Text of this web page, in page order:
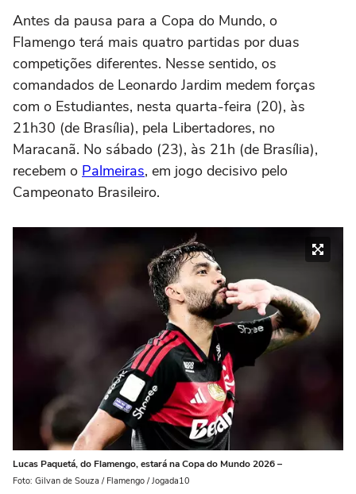
Antes da pausa para a Copa do Mundo, o
Flamengo terá mais quatro partidas por duas
competições diferentes. Nesse sentido, os
comandados de Leonardo Jardim medem forças
com o Estudiantes, nesta quarta-feira (20), às
21h30 (de Brasília), pela Libertadores, no
Maracanã. No sábado (23), às 21h (de Brasília),
recebem o Palmeiras, em jogo decisivo pelo
Campeonato Brasileiro.
Lucas Paquetá, do Flamengo, estará na Copa do Mundo 2026 –
Foto: Gilvan de Souza / Flamengo / Jogada10